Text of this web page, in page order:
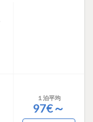
１泊平均
97€～